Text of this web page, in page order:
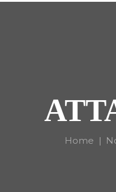
Home